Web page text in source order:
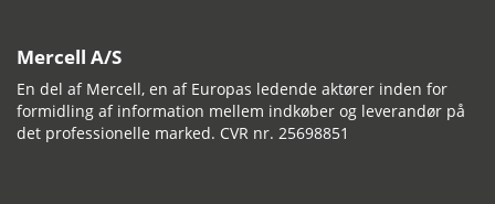
Mercell A/S
En del af Mercell, en af Europas ledende aktører inden for
formidling af information mellem indkøber og leverandør på
det professionelle marked. CVR nr. 25698851